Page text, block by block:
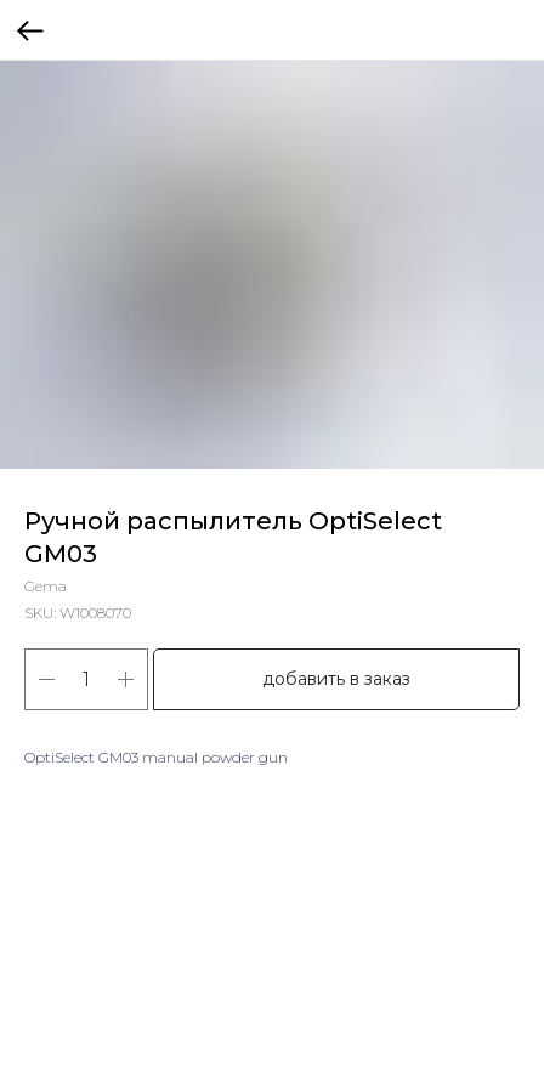
Ручной распылитель OptiSelect
GM03
Gema
SKU: W1008070
добавить в заказ
OptiSelect GM03 manual powder gun